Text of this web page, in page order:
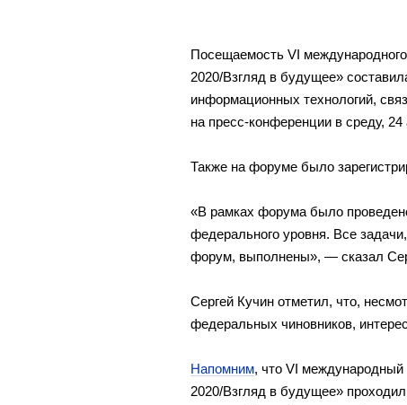
Посещаемость VI
2020/Взгляд в будущее»
информационных технологий,
на пресс-конференции в среду, 24
Также на форуме было
«В рамках форума было
федерального уровня. Все
форум, выполнены», — сказал
Сергей Кучин отметил, что,
федеральных чиновников,
Напомним, что VI
2020/Взгляд в будущее»